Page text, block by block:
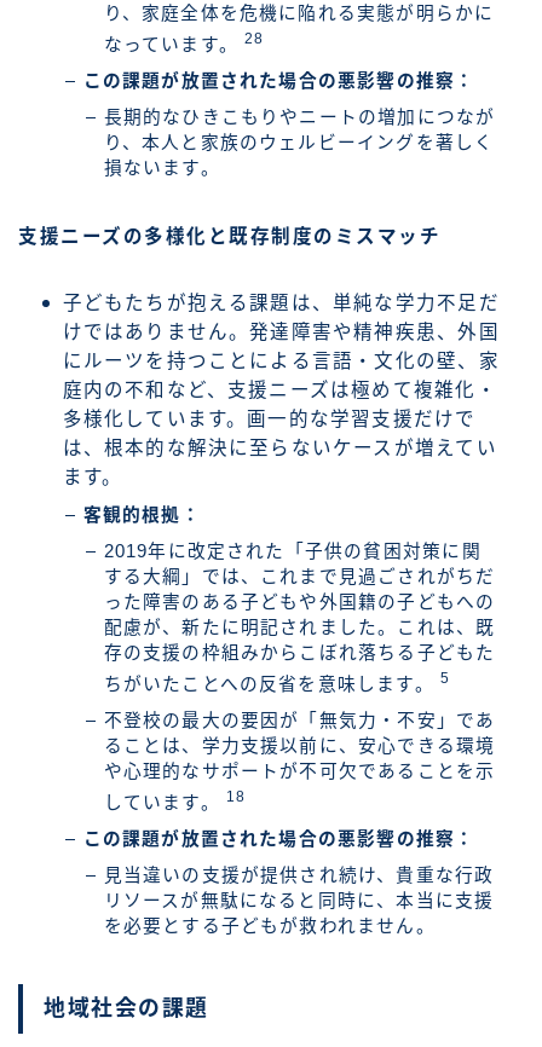
り、家庭全体を危機に陥れる実態が明らかに
なっています。28
この課題が放置された場合の悪影響の推察：
長期的なひきこもりやニートの増加につなが
り、本人と家族のウェルビーイングを著しく
損ないます。
支援ニーズの多様化と既存制度のミスマッチ
子どもたちが抱える課題は、単純な学力不足だ
けではありません。発達障害や精神疾患、外国
にルーツを持つことによる言語・文化の壁、家
庭内の不和など、支援ニーズは極めて複雑化・
多様化しています。画一的な学習支援だけで
は、根本的な解決に至らないケースが増えてい
ます。
客観的根拠：
2019年に改定された「子供の貧困対策に関
する大綱」では、これまで見過ごされがちだ
った障害のある子どもや外国籍の子どもへの
配慮が、新たに明記されました。これは、既
存の支援の枠組みからこぼれ落ちる子どもた
ちがいたことへの反省を意味します。5
不登校の最大の要因が「無気力・不安」であ
ることは、学力支援以前に、安心できる環境
や心理的なサポートが不可欠であることを示
しています。
18
この課題が放置された場合の悪影響の推察：
見当違いの支援が提供され続け、貴重な行政
リソースが無駄になると同時に、本当に支援
を必要とする子どもが救われません。
地域社会の課題